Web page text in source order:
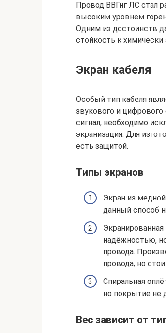
Провод ВВГнг ЛС стал
высоким уровнем
Одним из достоинств
стойкость к
Экран кабеля
Особый тип кабеля
звукового и цифрового
сигнал, необходимо
экранизация. Для
есть защитой.
Типы экранов
Экран из
данный способ
надёжностью,
провода.
провода, но
Спиральная
но покрытие не
Вес зависит от